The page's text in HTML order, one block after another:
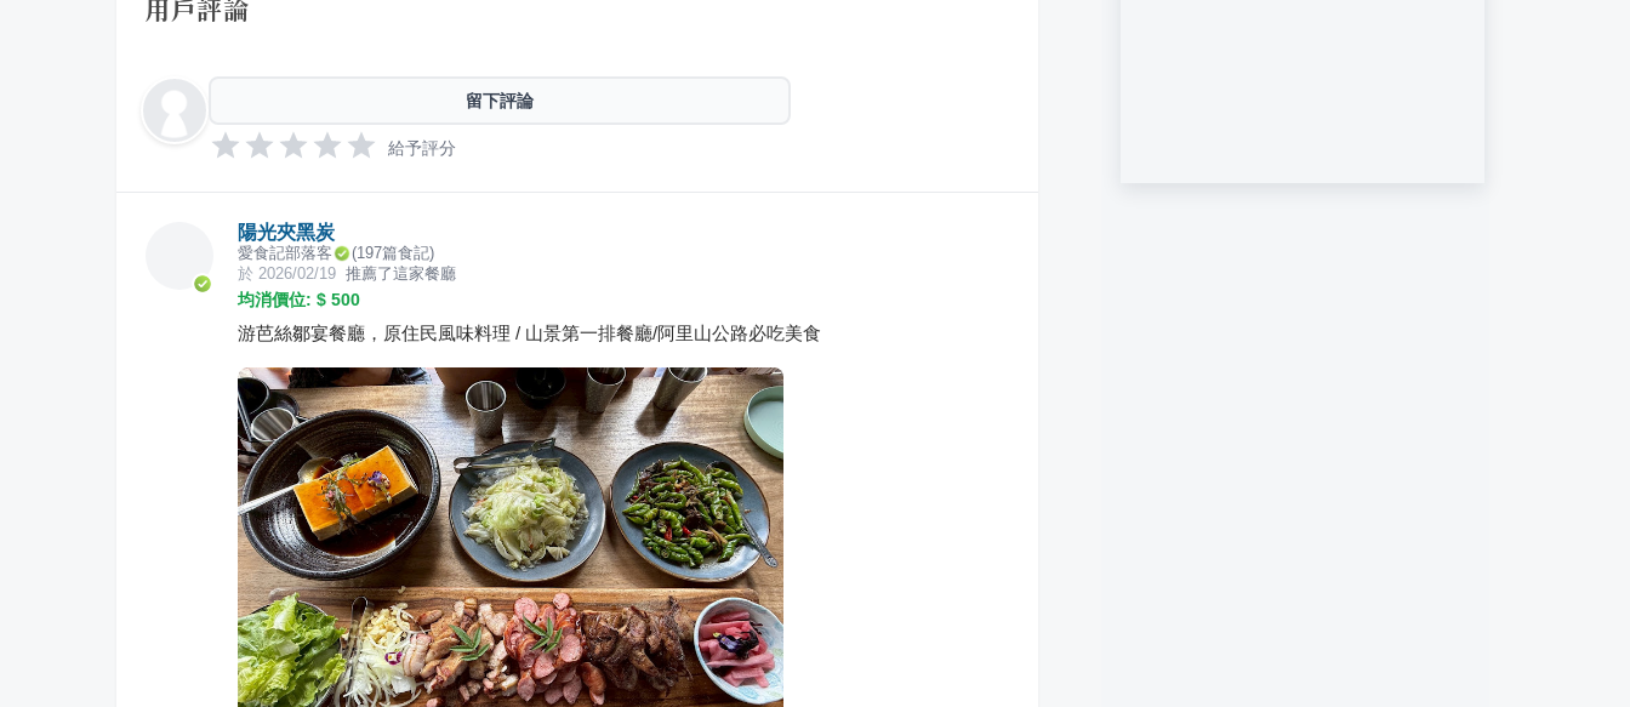
用戶評論
留下評論
給予評分
陽光夾黑炭
愛食記部落客 (197篇食記)
於 2026/02/19 推薦了這家餐廳
均消價位: $ 500
游芭絲鄒宴餐廳，原住民風味料理 / 山景第一排餐廳/阿里山公路必吃美食